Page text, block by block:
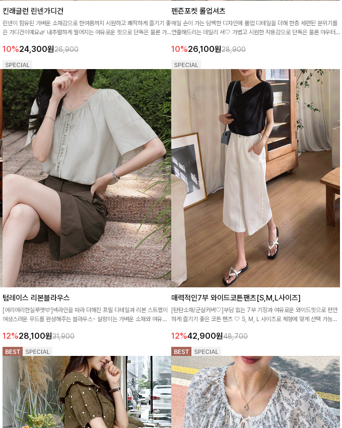
킨래글런 린넨가디건
린넨이 함유된 가벼운 소재감으로 한여름까지 시원하고 쾌적하게 즐기기 좋
은 가디건이예요🌿 내추럴하게 떨어지는 여유로운 핏으로 단독은 물론 가
요
10%24,300원26,900
펜즌포켓 롤업셔츠
매일 손이 가는 담백한 디자인에 롤업 디테일을 더해 한층 세련된 분위기를
연출해드리는 데일리 셔🤍 가볍고 시원한 착용감으로 단독은 물론 아우터
10%26,100원28,900
텀레이스 리본블라우스
[여리여리한실루엣🩵]넥라인을 따라 더해진 프릴 디테일과 리본 스트랩이
여성스러운 무드를 완성해주는 블라우스- 살랑이는 가벼운 소재와 여유로
12%28,100원31,900
매력적인7부 와이드코튼팬츠[S,M,L사이즈]
[탄탄소재/군살커버🤍]부담 없는 7부 기장과 여유로운 와이드핏으로 편안
하게 즐기기 좋은 코튼 팬츠 🤍 S, M, L 사이즈로 체형에 맞게 선택 가능하
요 ✨
12%42,900원48,700